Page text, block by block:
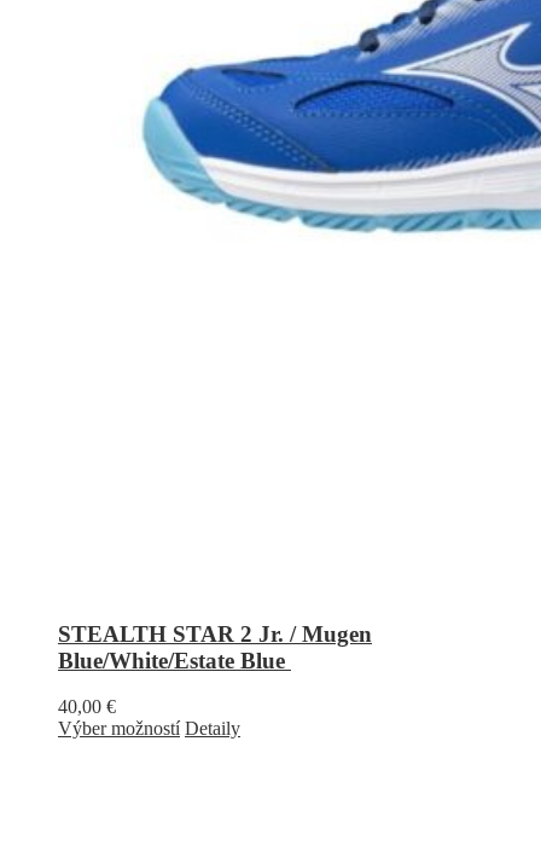
STEALTH STAR 2 Jr. / Mugen
Blue/White/Estate Blue
40,00 €
Výber možností Detaily